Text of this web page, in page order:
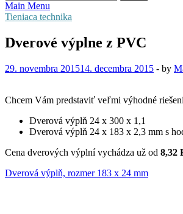
Main Menu
Tieniaca technika
Dverové výplne z PVC
29. novembra 201514. decembra 2015 - by
Chcem Vám predstaviť veľmi výhodné
Dverová výplň 24 x 300 x 1,1
Dverová výplň 24 x 183 x 2,3 mm s
Cena dverových výplní vychádza už od 8,32
Dverová výplň, rozmer 183 x 24 mm